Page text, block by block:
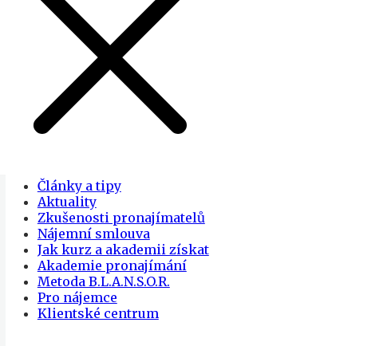
Články a tipy
Aktuality
Zkušenosti pronajímatelů
Nájemní smlouva
Jak kurz a akademii získat
Akademie pronajímání
Metoda B.L.A.N.S.O.R.
Pro nájemce
Klientské centrum